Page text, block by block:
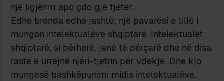
një ligjërim apo çdo gjë tjetër.
Edhe brenda edhe jashtë: një pavarësi e tillë i
mungon intelektualëve shqiptarë. Intelektualët
shqiptarë, si përherë, janë të përçarë dhe në disa
raste e urrejnë njëri-tjetrin për vdekje. Dhe kjo
mungesë bashkëpunimi midis intelektualëve,